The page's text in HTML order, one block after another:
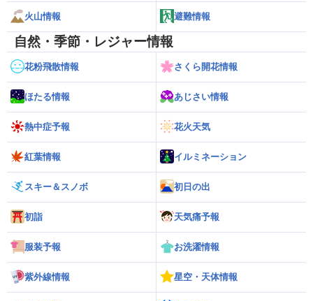
火山情報 避難情報
自然・季節・レジャー情報
花粉飛散情報 さくら開花情報
ほたる情報 あじさい情報
熱中症予報 花火天気
紅葉情報 イルミネーション
スキー＆スノボ 初日の出
初詣 天気痛予報
服装予報 お洗濯情報
紫外線情報 星空・天体情報